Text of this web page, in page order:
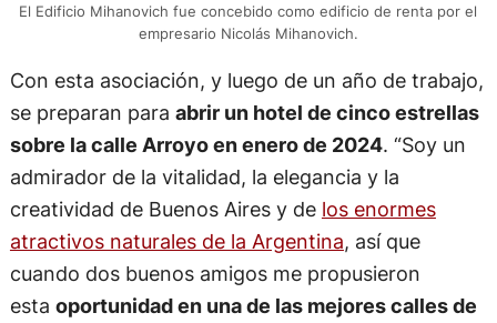
El Edificio Mihanovich fue concebido como edificio de renta por el
empresario Nicolás Mihanovich.
Con esta asociación, y luego de un año de trabajo,
se preparan para abrir un hotel de cinco estrellas
sobre la calle Arroyo en enero de 2024. “Soy un
admirador de la vitalidad, la elegancia y la
creatividad de Buenos Aires y de los enormes
atractivos naturales de la Argentina, así que
cuando dos buenos amigos me propusieron
esta oportunidad en una de las mejores calles de